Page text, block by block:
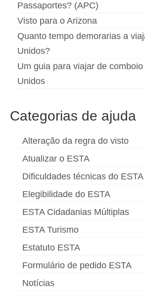
Passaportes? (APC)
Visto para o Arizona
Quanto tempo demorarias a
Unidos?
Um guia para viajar de
Unidos
Categorias de ajuda
Alteração da regra do visto
Atualizar o ESTA
Dificuldades técnicas do ESTA
Elegibilidade do ESTA
ESTA Cidadanias Múltiplas
ESTA Turismo
Estatuto ESTA
Formulário de pedido ESTA
Notícias